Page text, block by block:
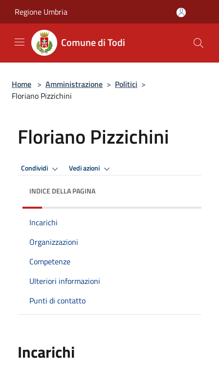
Regione Umbria
Comune di Todi
Home > Amministrazione > Politici >
Floriano Pizzichini
Floriano Pizzichini
Condividi Vedi azioni
INDICE DELLA PAGINA
Incarichi
Organizzazioni
Competenze
Ulteriori informazioni
Punti di contatto
Incarichi